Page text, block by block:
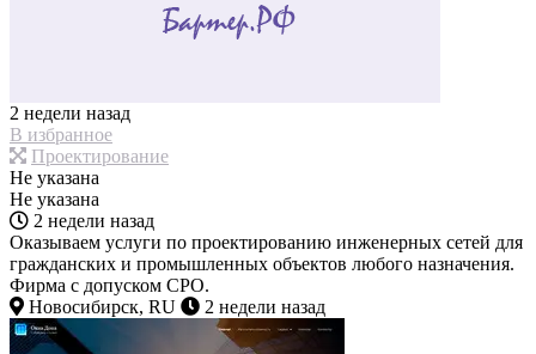
2 недели назад
В избранное
Проектирование
Не указана
Не указана
2 недели назад
Оказываем услуги по проектированию инженерных сетей для
гражданских и промышленных объектов любого назначения.
Фирма с допуском СРО.
Новосибирск, RU
2 недели назад